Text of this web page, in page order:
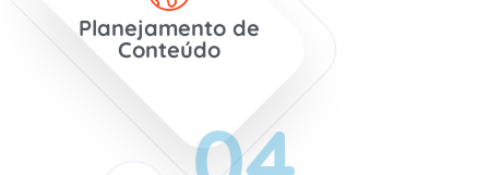
Planejamento de
Conteúdo